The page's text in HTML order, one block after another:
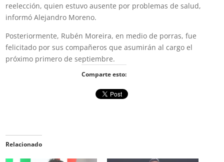
reelección, quien estuvo ausente por problemas de salud,
informó Alejandro Moreno.
Posteriormente, Rubén Moreira, en medio de porras, fue
felicitado por sus compañeros que asumirán al cargo el
próximo primero de septiembre.
Comparte esto:
Relacionado